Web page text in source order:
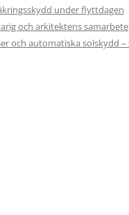
under flyttdagen
och arkitektens samarbete
och automatiska solskydd –